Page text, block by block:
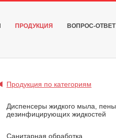
ПРОДУКЦИЯ ВОПРОС-ОТВЕТ
Продукция по категориям
Диспенсеры жидкого мыла, пены,
дезинфицирующих жидкостей
Санитарная обработка